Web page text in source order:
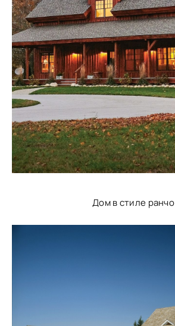
Дом в стиле ранчо